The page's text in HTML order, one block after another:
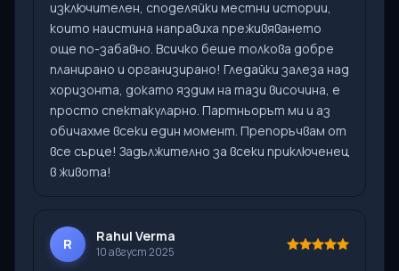
изключителен, споделяйки местни истории,
които наистина направиха преживяването
още по-забавно. Всичко беше толкова добре
планирано и организирано! Гледайки залеза над
хоризонта, докато яздим на тази височина, е
просто спектакуларно. Партньорът ми и аз
обичахме всеки един момент. Препоръчвам от
все сърце! Задължително за всеки приключенец
в живота!
R Rahul Verma
10 август 2025